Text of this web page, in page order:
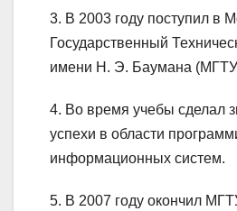
3. В 2003 году поступил в
Государственный
имени Н. Э. Баумана
4. Во время учебы сделал
успехи в области
информационных систем.
5. В 2007 году окончил